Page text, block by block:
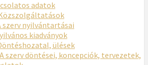
adatok
szerv nyilvántartásai
kiadványok
ülések
szerv döntései, koncepciók, tervezetek,